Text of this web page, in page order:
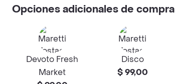
Opciones adicionales de compra
Devoto Fresh
Market
Disco
$ 99,00